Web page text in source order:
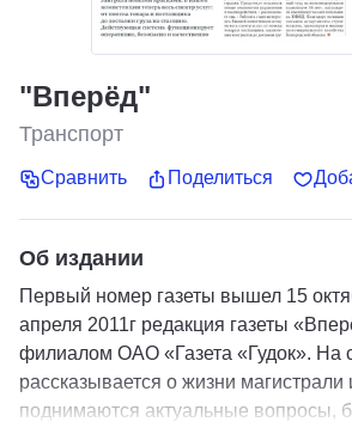
"Вперёд"
Транспорт
Сравнить Поделиться
Об издании
Первый номер газеты вышел 15
апреля 2011г редакция газеты
филиалом ОАО «Газета «Гудок». На
рассказывается о жизни магистрали
поднимаются актуальные вопросы,